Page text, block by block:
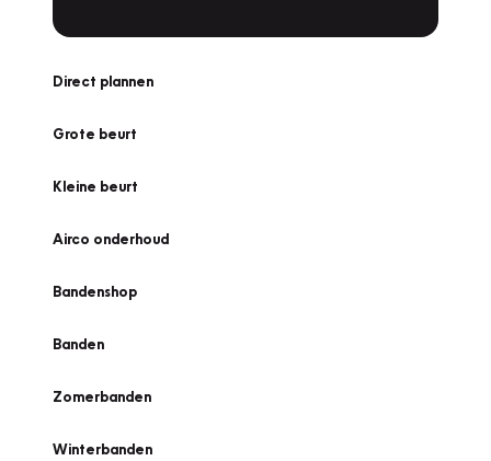
Direct plannen
Grote beurt
Kleine beurt
Airco onderhoud
Bandenshop
Banden
Zomerbanden
Winterbanden